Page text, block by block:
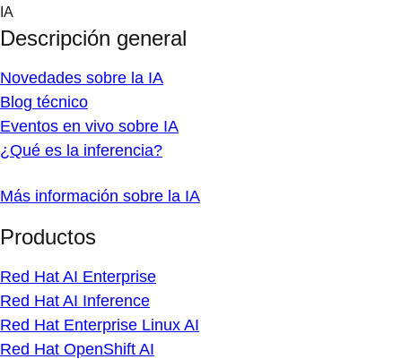
Skip
content
IA
Descripción general
Novedades sobre la IA
Blog técnico
Eventos en vivo sobre IA
¿Qué es la inferencia?
Más información sobre la IA
Productos
Red Hat AI Enterprise
Red Hat AI Inference
Red Hat Enterprise Linux AI
Red Hat OpenShift AI